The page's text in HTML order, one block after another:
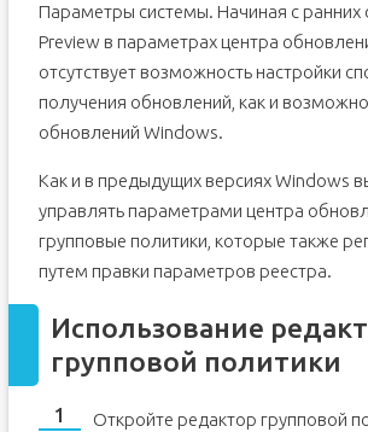
Для параметра NoAutoUpdate
Для параметра ScheduledInstallDay
Для параметра ScheduledInstallTime
Содержание
Дополнительные обновления
Обновление функций
Смотрим историю обновлений
Удаляем обновления
Как временно отключить
Параметры системы. Начиная с ранних
Preview в параметрах центра
отсутствует возможность настройки
получения обновлений, как и
обновлений Windows.
Как и в предыдущих версиях Windows
управлять параметрами центра
групповые политики, которые также
путем правки параметров реестра.
Использование
групповой политики
Откройте редактор групповой